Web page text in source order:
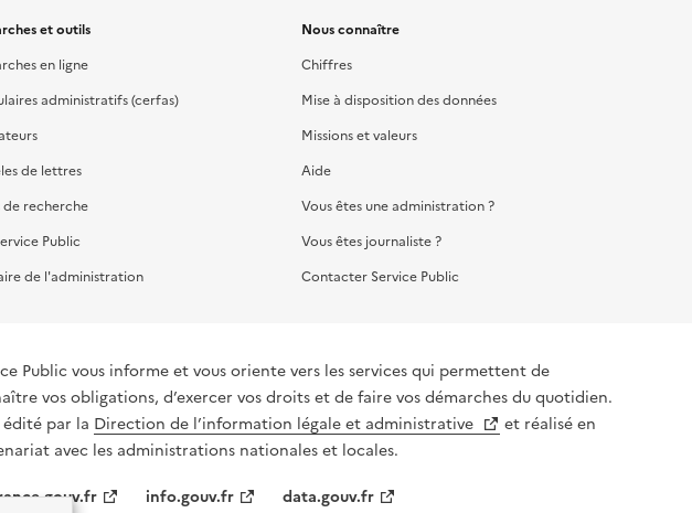
et outils
en ligne
administratifs (cerfas)
de lettres
de recherche
Public
de l'administration
Nous connaître
Chiffres
Mise à disposition des données
Missions et valeurs
Aide
Vous êtes une administration ?
Vous êtes journaliste ?
Contacter Service Public
Public vous informe et vous oriente vers les services qui permettent de
vos obligations, d’exercer vos droits et de faire vos démarches du quotidien.
édité par la Direction de l’information légale et administrative
et réalisé en
avec les administrations nationales et locales.
info.gouv.fr data.gouv.fr